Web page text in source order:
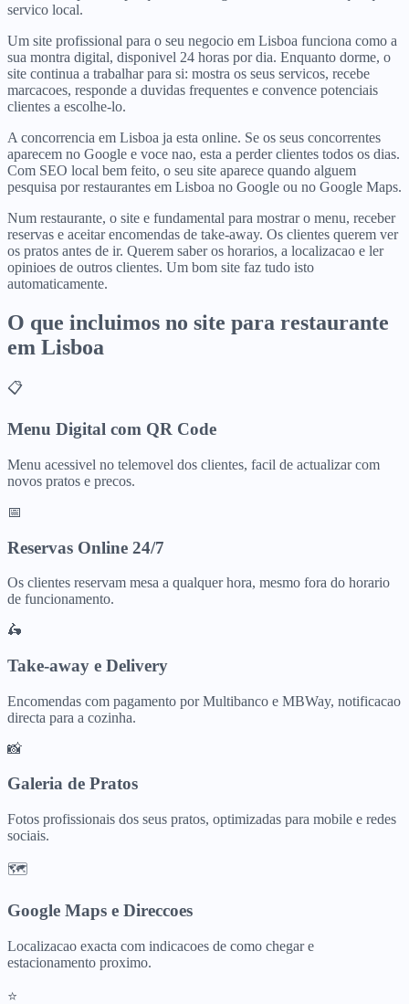
servico local.
Um site profissional para o seu negocio em Lisboa funciona como a
sua montra digital, disponivel 24 horas por dia. Enquanto dorme, o
site continua a trabalhar para si: mostra os seus servicos, recebe
marcacoes, responde a duvidas frequentes e convence potenciais
clientes a escolhe-lo.
A concorrencia em Lisboa ja esta online. Se os seus concorrentes
aparecem no Google e voce nao, esta a perder clientes todos os dias.
Com SEO local bem feito, o seu site aparece quando alguem
pesquisa por restaurantes em Lisboa no Google ou no Google Maps.
Num restaurante, o site e fundamental para mostrar o menu, receber
reservas e aceitar encomendas de take-away. Os clientes querem ver
os pratos antes de ir. Querem saber os horarios, a localizacao e ler
opinioes de outros clientes. Um bom site faz tudo isto
automaticamente.
O que incluimos no site para restaurante
em Lisboa
📋
Menu Digital com QR Code
Menu acessivel no telemovel dos clientes, facil de actualizar com
novos pratos e precos.
📅
Reservas Online 24/7
Os clientes reservam mesa a qualquer hora, mesmo fora do horario
de funcionamento.
🛵
Take-away e Delivery
Encomendas com pagamento por Multibanco e MBWay, notificacao
directa para a cozinha.
📸
Galeria de Pratos
Fotos profissionais dos seus pratos, optimizadas para mobile e redes
sociais.
🗺️
Google Maps e Direccoes
Localizacao exacta com indicacoes de como chegar e
estacionamento proximo.
⭐